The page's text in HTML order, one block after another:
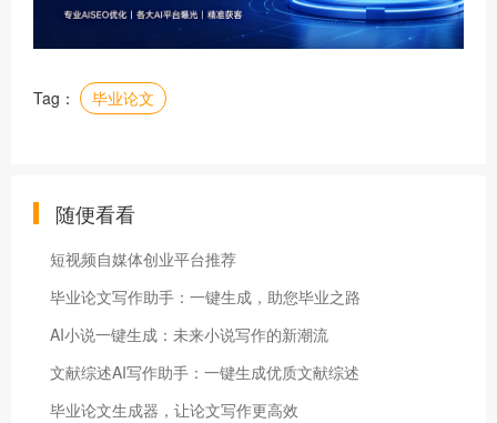
Tag： 毕业论文
随便看看
短视频自媒体创业平台推荐
毕业论文写作助手：一键生成，助您毕业之路
AI小说一键生成：未来小说写作的新潮流
文献综述AI写作助手：一键生成优质文献综述
毕业论文生成器，让论文写作更高效